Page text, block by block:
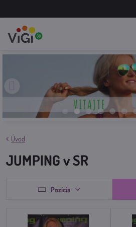
Úvod
JUMPING v SR
Pozícia